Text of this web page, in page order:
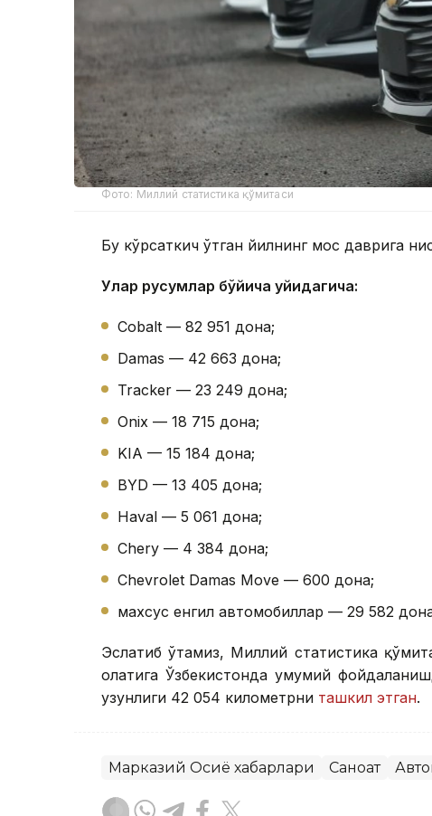
Фото: Миллий статистика қўмитаси
Бу кўрсаткич ўтган йилнинг мос даврига
Улар русумлар бўйича қуйидагича:
Cobalt — 82 951 дона;
Damas — 42 663 дона;
Tracker — 23 249 дона;
Onix — 18 715 дона;
KIA — 15 184 дона;
BYD — 13 405 дона;
Haval — 5 061 дона;
Chery — 4 384 дона;
Chevrolet Damas Move — 600 дона;
махсус енгил автомобиллар — 29 582
Эслатиб ўтамиз, Миллий статистика
ҳолатига Ўзбекистонда умумий
узунлиги 42 054 километрни ташкил этган.
Марказий Осиё хабарлари Саноат